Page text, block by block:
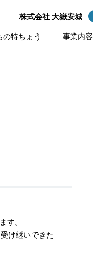
株式会社 大嶽安城
の特ちょう 事業内容
す。
け継いできた